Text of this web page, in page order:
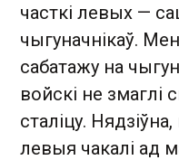
часткі левых —
чыгуначнікаў.
сабатажу на
войскі не
сталіцу.
левыя чакалі ад